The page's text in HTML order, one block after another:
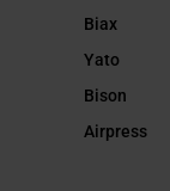
Biax
Yato
Bison
Airpress